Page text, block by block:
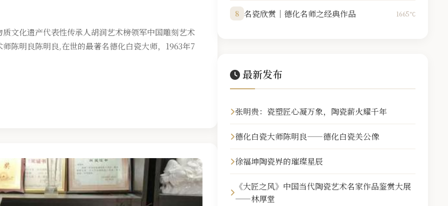
文化遗产代表性传承人胡润艺术榜领军中国雕刻艺术
陈明良陈明良,在世的最著名德化白瓷大师，1963年7
8 名瓷欣赏｜德化名师之经典作品 1665℃
最新发布
张明贵：瓷塑匠心凝万象，陶瓷薪火耀千年
德化白瓷大师陈明良——德化白瓷关公像
徐福坤陶瓷界的璀璨星辰
《大匠之风》中国当代陶瓷艺术名家作品鉴赏大展
——林厚堂